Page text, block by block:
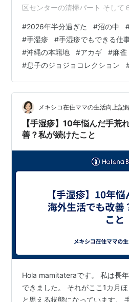
区センターの清掃パート そして
が悪化してシフトから外しても
子次第でシフトに入れてもらう
掃は週２日で1人作業なので なん
しています この手湿疹さんとは
がしますので （手湿疹になって
この手湿疹でも影…
#2026年半分過ぎた #沼の中
#手湿疹 #手湿疹でもできる仕
#沖縄の本籍地 #アカギ #麻雀
#息子のジョジョコレクション
メキシコ在住ママの生活向上記
【手湿疹】10年悩んだ手荒
善？私が続けたこと
Hola mamitateraです。 私は長
できました。 それがここ1カ月ほ
と思える状態になっています。